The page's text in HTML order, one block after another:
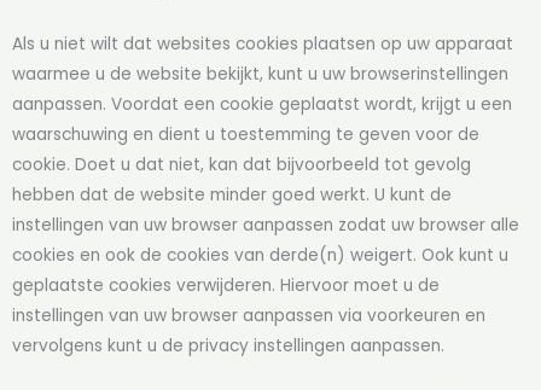
Als u niet wilt dat websites cookies plaatsen op uw apparaat
waarmee u de website bekijkt, kunt u uw browserinstellingen
aanpassen. Voordat een cookie geplaatst wordt, krijgt u een
waarschuwing en dient u toestemming te geven voor de
cookie. Doet u dat niet, kan dat bijvoorbeeld tot gevolg
hebben dat de website minder goed werkt. U kunt de
instellingen van uw browser aanpassen zodat uw browser alle
cookies en ook de cookies van derde(n) weigert. Ook kunt u
geplaatste cookies verwijderen. Hiervoor moet u de
instellingen van uw browser aanpassen via voorkeuren en
vervolgens kunt u de privacy instellingen aanpassen.